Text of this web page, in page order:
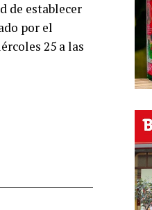
de establecer
por el
25 a las